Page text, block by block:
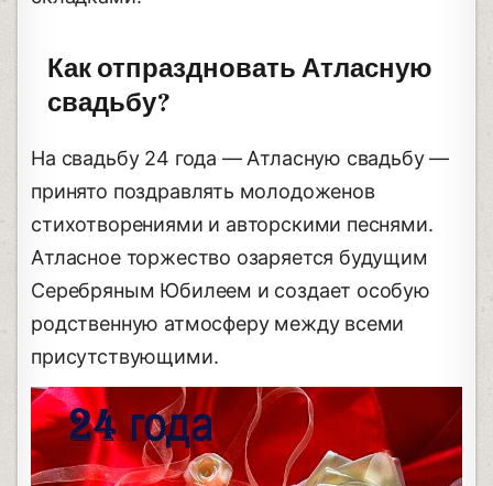
Как отпраздновать Атласную
свадьбу?
На свадьбу 24 года — Атласную свадьбу —
принято поздравлять молодоженов
стихотворениями и авторскими песнями.
Атласное торжество озаряется будущим
Серебряным Юбилеем и создает особую
родственную атмосферу между всеми
присутствующими.